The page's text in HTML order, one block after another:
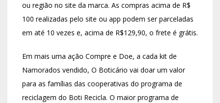
ou região no site da marca. As compras acima de R$
100 realizadas pelo site ou app podem ser parceladas
em até 10 vezes e, acima de R$129,90, o frete é grátis.
Em mais uma ação Compre e Doe, a cada kit de
Namorados vendido, O Boticário vai doar um valor
para as famílias das cooperativas do programa de
reciclagem do Boti Recicla. O maior programa de